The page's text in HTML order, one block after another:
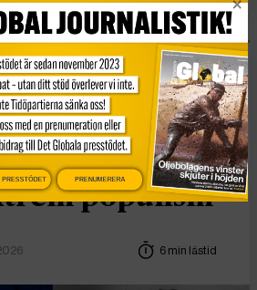
Arendt kan
populism
6 min lästid
PRENUMERERA